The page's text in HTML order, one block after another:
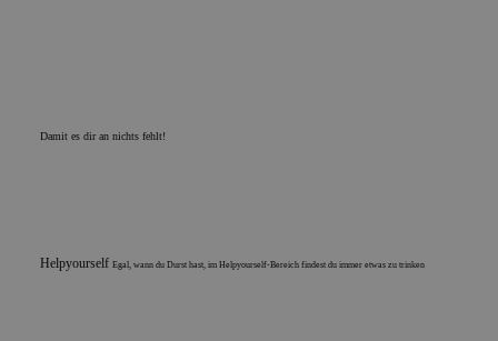
Damit es dir an nichts fehlt!
Helpyourself Egal, wann du Durst hast, im Helpyourself-Bereich findest du immer etwas zu trinken